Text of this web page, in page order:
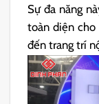
Sự đa năng
toàn diện
đến trang trí